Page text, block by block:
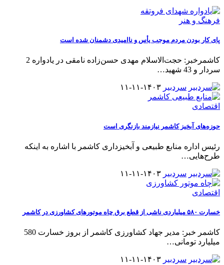
فرهنگ و هنر
پای کار بودن مردم موجب یأس و ناامیدی دشمنان شده است
کاشمرخبر: حجت‌الاسلام مهدی حسن‌زاده نامقی در یادواره 2
سردار و 43 شهید
…
سردبیر ۱۴۰۳-۱۱-۱۱
اقتصادی
حوزه‌های آبخیز کاشمر نیازمند بازنگری است
رئیس اداره منابع طبیعی و آبخیزداری کاشمر با اشاره به اینکه
طرح‌هایی…
سردبیر ۱۴۰۳-۱۱-۱۱
اقتصادی
خسارت ۵۸۰ میلیاردی ناشی از قطع برق چاه موتورهای کشاورزی در کاشمر
کاشمر خبر: مدیر جهاد کشاورزی کاشمر از بروز خسارت 580
میلیارد تومانی…
سردبیر ۱۴۰۳-۱۱-۱۱